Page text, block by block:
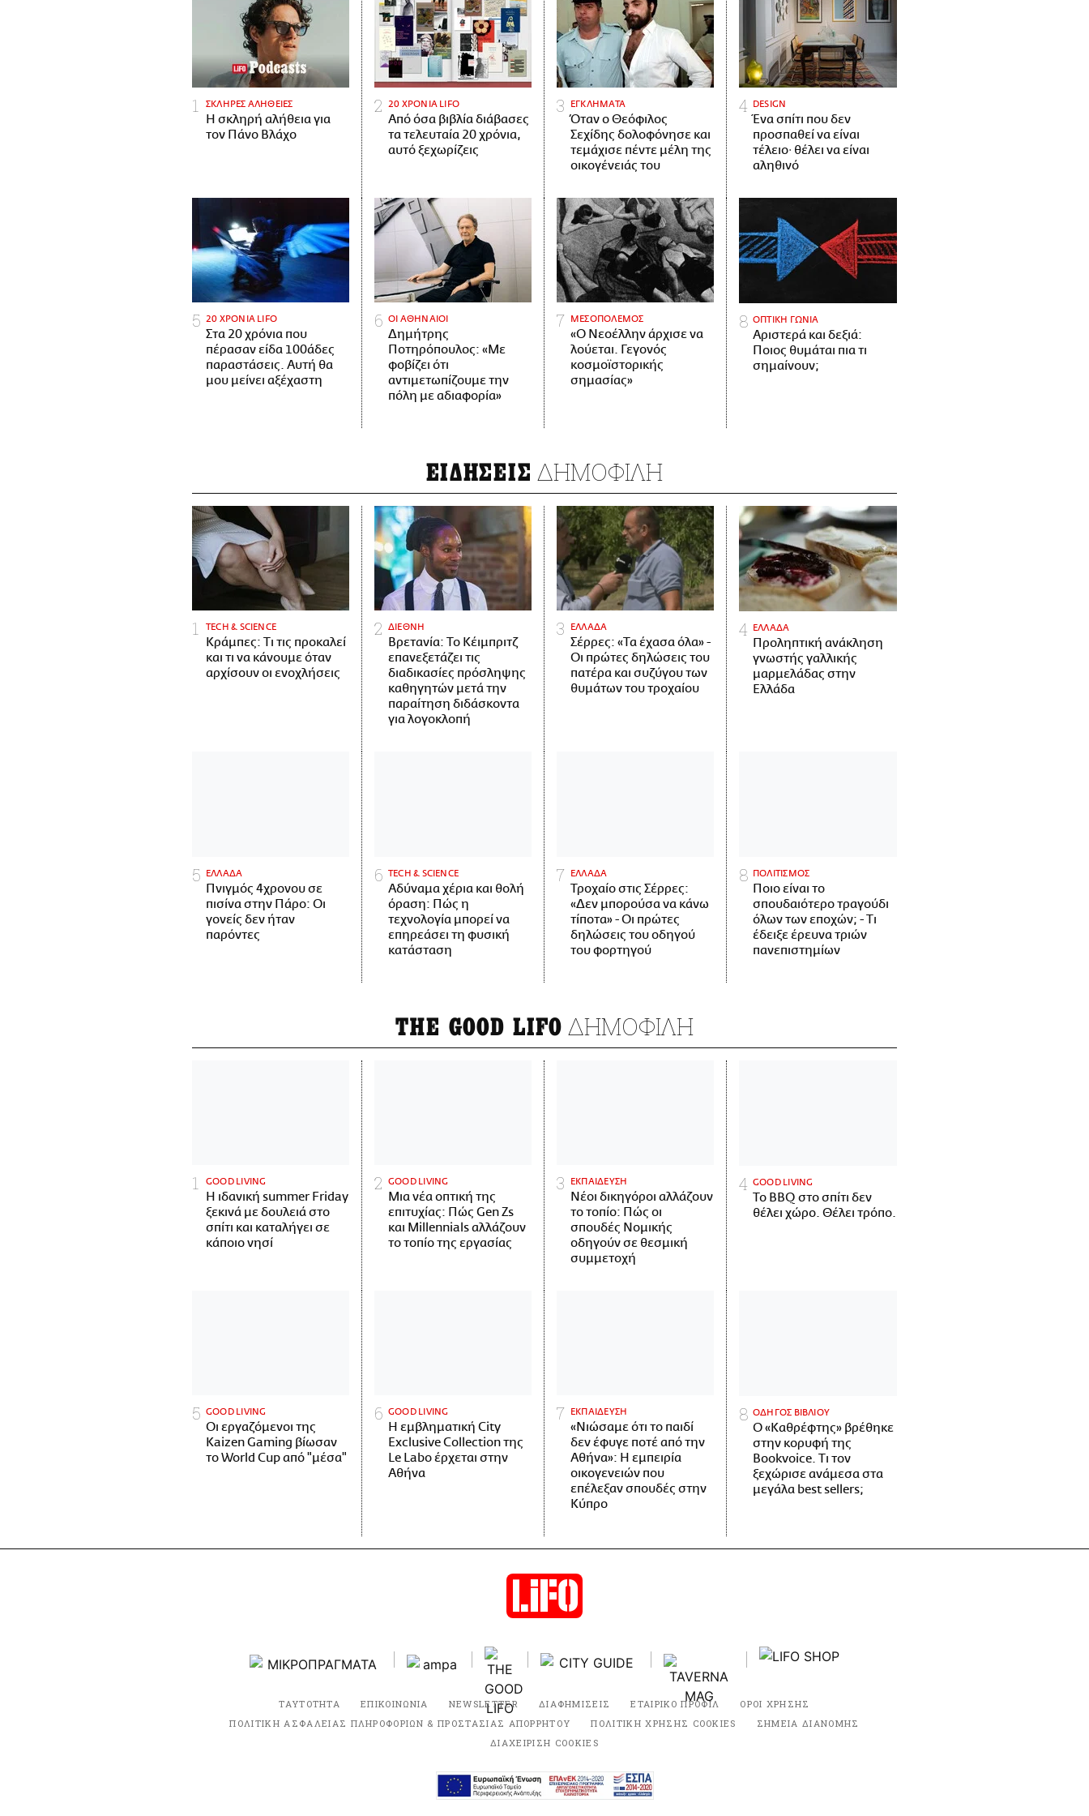
ΣΚΛΗΡΕΣ ΑΛΗΘΕΙΕΣ
H σκληρή αλήθεια για
τον Πάνο Βλάχο
20 ΧΡΟΝΙΑ LIFO
Από όσα βιβλία διάβασες
τα τελευταία 20 χρόνια,
αυτό ξεχωρίζεις
ΕΓΚΛΗΜΑΤΑ
Όταν ο Θεόφιλος
Σεχίδης δολοφόνησε και
τεμάχισε πέντε μέλη της
οικογένειάς του
DESIGN
Ένα σπίτι που δεν
προσπαθεί να είναι
τέλειο· θέλει να είναι
αληθινό
20 ΧΡΟΝΙΑ LIFO
Στα 20 χρόνια που
πέρασαν είδα 100άδες
παραστάσεις. Αυτή θα
μου μείνει αξέχαστη
ΟΙ ΑΘΗΝΑΙΟΙ
Δημήτρης
Ποτηρόπουλος: «Με
φοβίζει ότι
αντιμετωπίζουμε την
πόλη με αδιαφορία»
ΜΕΣΟΠΟΛΕΜΟΣ
«Ο Νεοέλλην άρχισε να
λούεται. Γεγονός
κοσμοϊστορικής
σημασίας»
ΟΠΤΙΚΗ ΓΩΝΙΑ
Αριστερά και δεξιά:
Ποιος θυμάται πια τι
σημαίνουν;
ΕΙΔΗΣΕΙΣ ΔΗΜΟΦΙΛΗ
ΤECH & SCIENCE
Κράμπες: Τι τις προκαλεί
και τι να κάνουμε όταν
αρχίσουν οι ενοχλήσεις
ΔΙΕΘΝΗ
Βρετανία: Το Κέιμπριτζ
επανεξετάζει τις
διαδικασίες πρόσληψης
καθηγητών μετά την
παραίτηση διδάσκοντα
για λογοκλοπή
ΕΛΛΑΔΑ
Σέρρες: «Τα έχασα όλα» -
Οι πρώτες δηλώσεις του
πατέρα και συζύγου των
θυμάτων του τροχαίου
ΕΛΛΑΔΑ
Προληπτική ανάκληση
γνωστής γαλλικής
μαρμελάδας στην
Ελλάδα
ΕΛΛΑΔΑ
Πνιγμός 4χρονου σε
πισίνα στην Πάρο: Οι
γονείς δεν ήταν
παρόντες
ΤECH & SCIENCE
Αδύναμα χέρια και θολή
όραση: Πώς η
τεχνολογία μπορεί να
επηρεάσει τη φυσική
κατάσταση
ΕΛΛΑΔΑ
Τροχαίο στις Σέρρες:
«Δεν μπορούσα να κάνω
τίποτα» - Οι πρώτες
δηλώσεις του οδηγού
του φορτηγού
ΠΟΛΙΤΙΣΜΟΣ
Ποιο είναι το
σπουδαιότερο τραγούδι
όλων των εποχών; - Τι
έδειξε έρευνα τριών
πανεπιστημίων
THE GOOD LIFO ΔΗΜΟΦΙΛΗ
GOOD LIVING
Η ιδανική summer Friday
ξεκινά με δουλειά στο
σπίτι και καταλήγει σε
κάποιο νησί
GOOD LIVING
Μια νέα οπτική της
επιτυχίας: Πώς Gen Zs
και Millennials αλλάζουν
το τοπίο της εργασίας
ΕΚΠΑΙΔΕΥΣΗ
Νέοι δικηγόροι αλλάζουν
το τοπίο: Πώς οι
σπουδές Νομικής
οδηγούν σε θεσμική
συμμετοχή
GOOD LIVING
Το BBQ στο σπίτι δεν
θέλει χώρο. Θέλει τρόπο.
GOOD LIVING
Οι εργαζόμενοι της
Kaizen Gaming βίωσαν
το World Cup από "μέσα"
GOOD LIVING
Η εμβληματική City
Exclusive Collection της
Le Labo έρχεται στην
Αθήνα
ΕΚΠΑΙΔΕΥΣΗ
«Νιώσαμε ότι το παιδί
δεν έφυγε ποτέ από την
Αθήνα»: Η εμπειρία
οικογενειών που
επέλεξαν σπουδές στην
Κύπρο
ΟΔΗΓΟΣ ΒΙΒΛΙΟΥ
Ο «Καθρέφτης» βρέθηκε
στην κορυφή της
Bookvoice. Τι τον
ξεχώρισε ανάμεσα στα
μεγάλα best sellers;
ΤΑΥΤΟΤΗΤΑ ΕΠΙΚΟΙΝΩΝΙΑ NEWSLETTER ΔΙΑΦΗΜΙΣΕΙΣ ΕΤΑΙΡΙΚΟ ΠΡΟΦΙΛ
ΟΡΟΙ ΧΡΗΣΗΣ
ΠΟΛΙΤΙΚΗ ΑΣΦΑΛΕΙΑΣ ΠΛΗΡΟΦΟΡΙΩΝ & ΠΡΟΣΤΑΣΙΑΣ ΑΠΟΡΡΗΤΟΥ
ΠΟΛΙΤΙΚΗ ΧΡΗΣΗΣ COOKIES
ΣΗΜΕΙΑ ΔΙΑΝΟΜΗΣ
ΔΙΑΧΕΙΡΙΣΗ COOKIES